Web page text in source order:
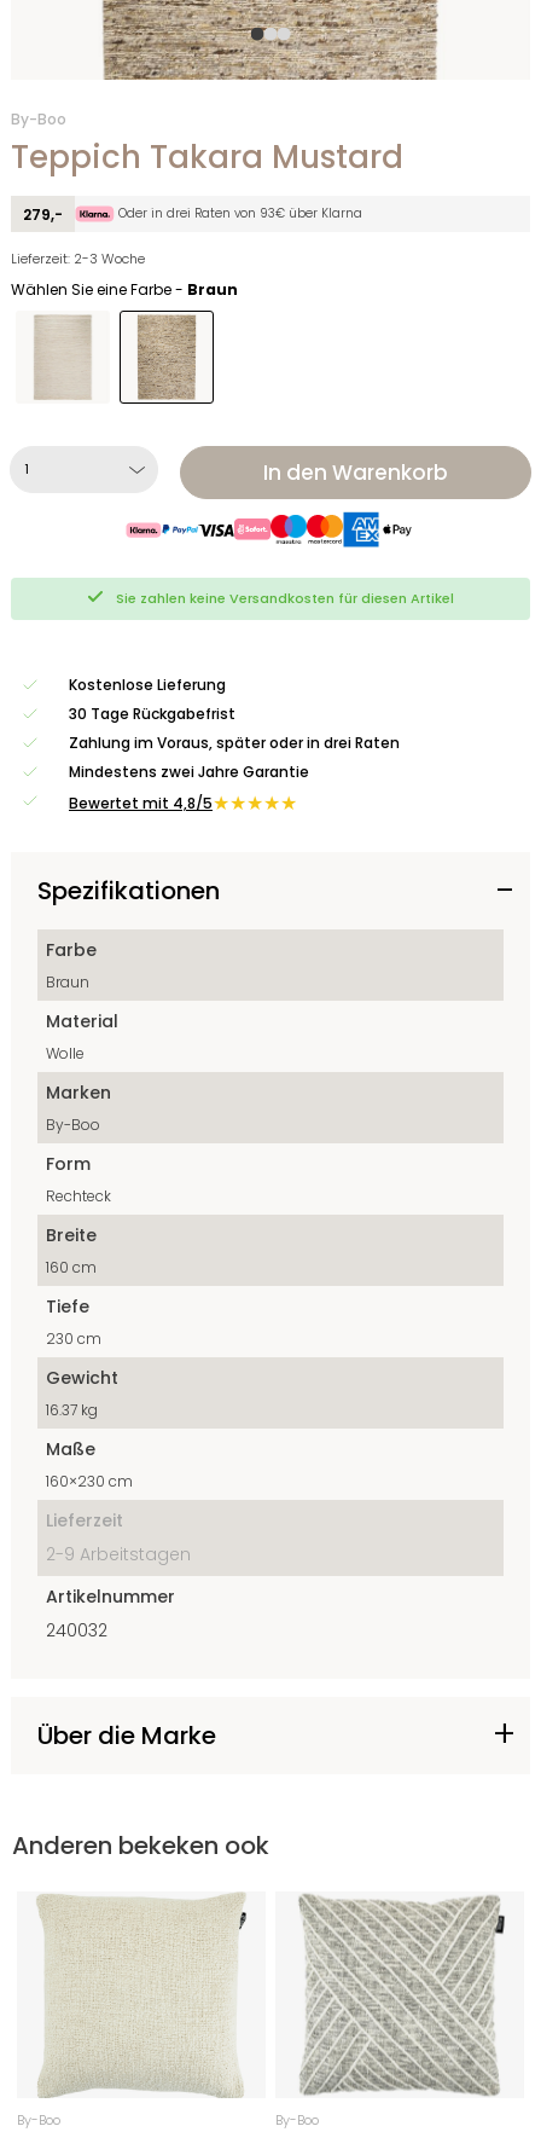
By-Boo
Teppich Takara Mustard
279,- Oder in drei Raten von 93€ über Klarna
Lieferzeit: 2-3 Woche
Wählen Sie eine Farbe - Braun
In den Warenkorb
Sie zahlen keine Versandkosten für diesen Artikel
Kostenlose Lieferung
30 Tage Rückgabefrist
Zahlung im Voraus, später oder in drei Raten
Mindestens zwei Jahre Garantie
Bewertet mit 4,8/5★★★★★
Spezifikationen
Farbe
Braun
Material
Wolle
Marken
By-Boo
Form
Rechteck
Breite
160 cm
Tiefe
230 cm
Gewicht
16.37 kg
Maße
160×230 cm
Lieferzeit
2-9 Arbeitstagen
Artikelnummer
240032
Über die Marke
Anderen bekeken ook
By-Boo By-Boo